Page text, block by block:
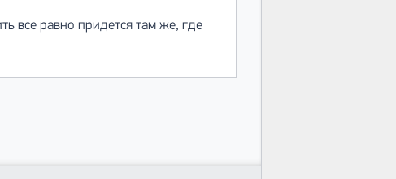
все равно придется там же, где